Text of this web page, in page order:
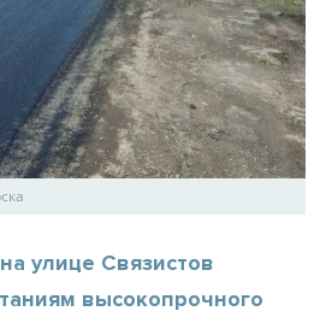
улице Связистов
высокопрочного